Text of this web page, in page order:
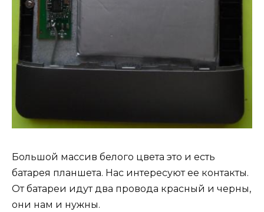
Большой массив белого цвета это и есть
батарея планшета. Нас интересуют ее контакты.
От батареи идут два провода красный и черны,
они нам и нужны.